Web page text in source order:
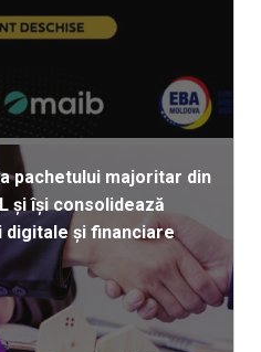
pachetului majoritar din
și își consolidează
și financiare